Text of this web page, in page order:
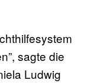
sagte die
Ludwig